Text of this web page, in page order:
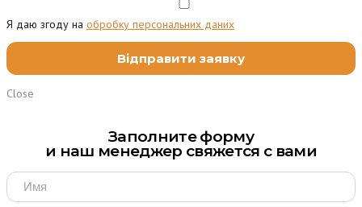
Я даю згоду на обробку персональних даних
Close
Заполните форму
и наш менеджер свяжется с вами